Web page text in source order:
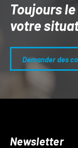
Toujours
votre
Demander des
Newsletter